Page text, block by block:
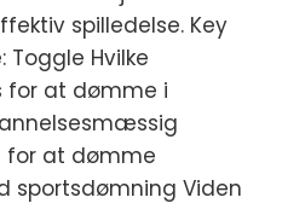
spilledelse. Key
Hvilke
for at dømme i
for at dømme
sportsdømning Viden